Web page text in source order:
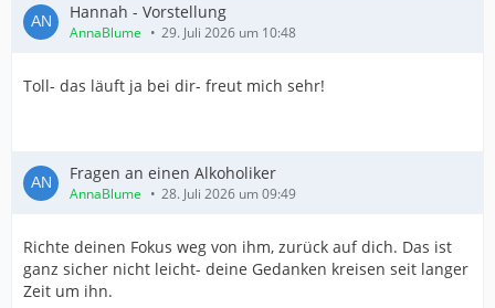
Hannah - Vorstellung
AnnaBlume 29. Juli 2026 um 10:48
Toll- das läuft ja bei dir- freut mich sehr!
Fragen an einen Alkoholiker
AnnaBlume 28. Juli 2026 um 09:49
Richte deinen Fokus weg von ihm, zurück auf dich. Das ist
ganz sicher nicht leicht- deine Gedanken kreisen seit langer
Zeit um ihn.